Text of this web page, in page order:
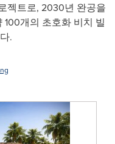
젝트로, 2030년 완공을
개의 초호화 비치 빌
.